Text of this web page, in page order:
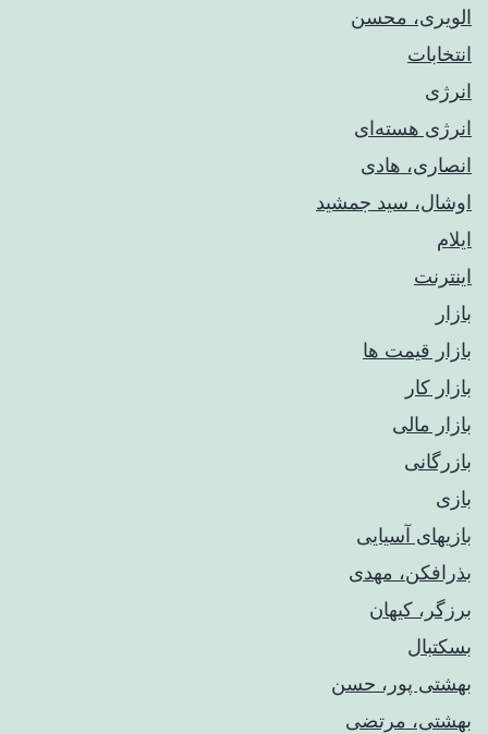
الویری، محسن
انتخابات
انرژی
انرژی هسته‌ای
انصاری، هادی
اوشال، سید جمشید
ایلام
اینترنت
بازار
بازار قیمت ها
بازار کار
بازار مالی
بازرگانی
بازی
بازیهای آسیایی
بذرافکن، مهدی
برزگر، کیهان
بسکتبال
بهشتی پور، حسن
بهشتی، مرتضی